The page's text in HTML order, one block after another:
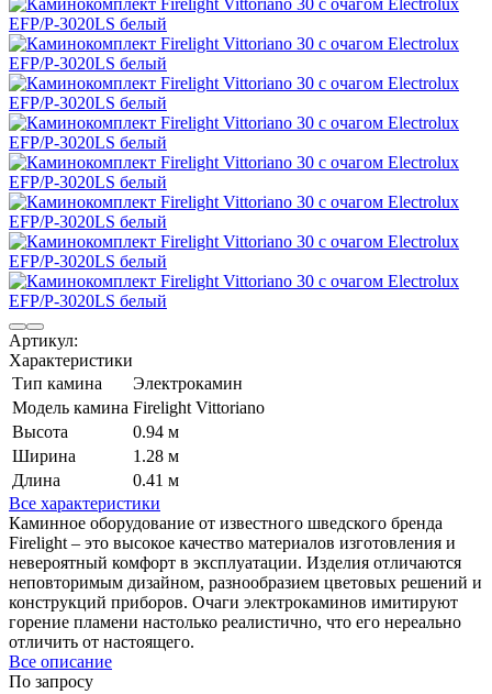
Артикул:
Характеристики
Тип камина
Электрокамин
Модель камина Firelight Vittoriano
Высота
0.94 м
Ширина
1.28 м
Длина
0.41 м
Все характеристики
Каминное оборудование от известного шведского бренда
Firelight – это высокое качество материалов изготовления и
невероятный комфорт в эксплуатации. Изделия отличаются
неповторимым дизайном, разнообразием цветовых решений и
конструкций приборов. Очаги электрокаминов имитируют
горение пламени настолько реалистично, что его нереально
отличить от настоящего.
Все описание
По запросу